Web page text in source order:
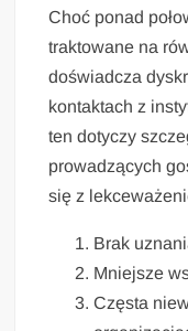
Choć ponad
traktowane na
doświadcza
kontaktach z
ten dotyczy
prowadzących
się z
Brak
Mniejsze
Częsta